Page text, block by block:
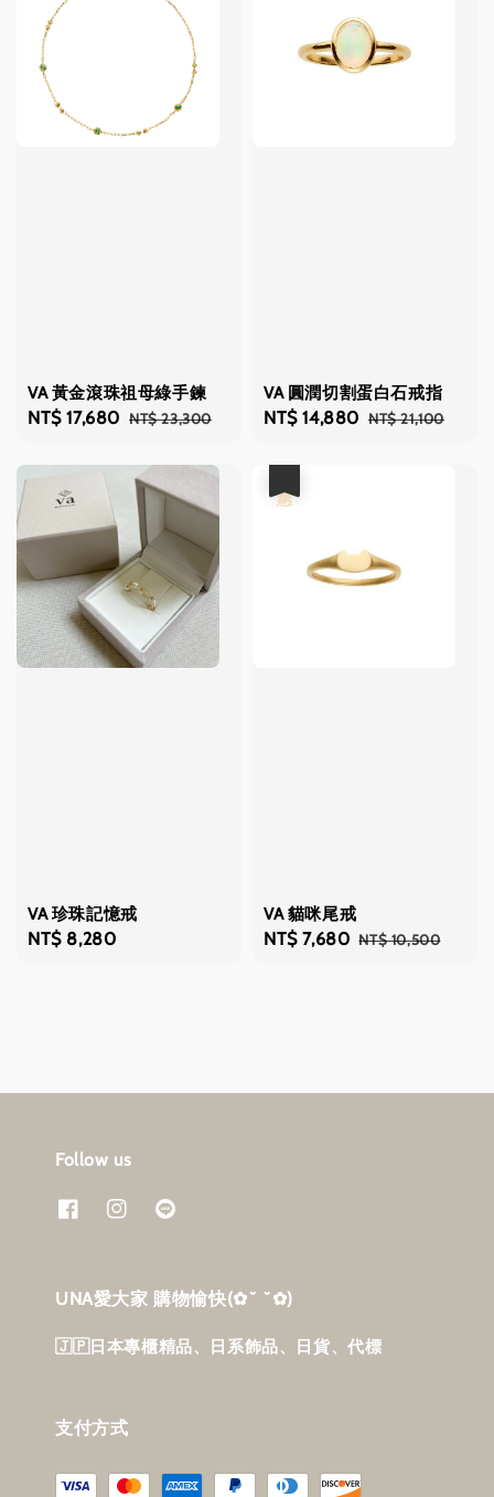
VA 黃金滾珠祖母綠手鍊
Sale
NT$ 17,680 Regular
NT$ 23,300
VA 圓潤切割蛋白石戒指
Sale
NT$ 14,880 Regular
NT$ 21,100
VA 珍珠記憶戒
Regular
NT$ 8,280
VA 貓咪尾戒
Sale
NT$ 7,680 Regular
NT$ 10,500
Follow us
UNA愛大家 購物愉快‎(✿˘ ˘✿)
🇯🇵日本專櫃精品、日系飾品、日貨、代標
支付方式